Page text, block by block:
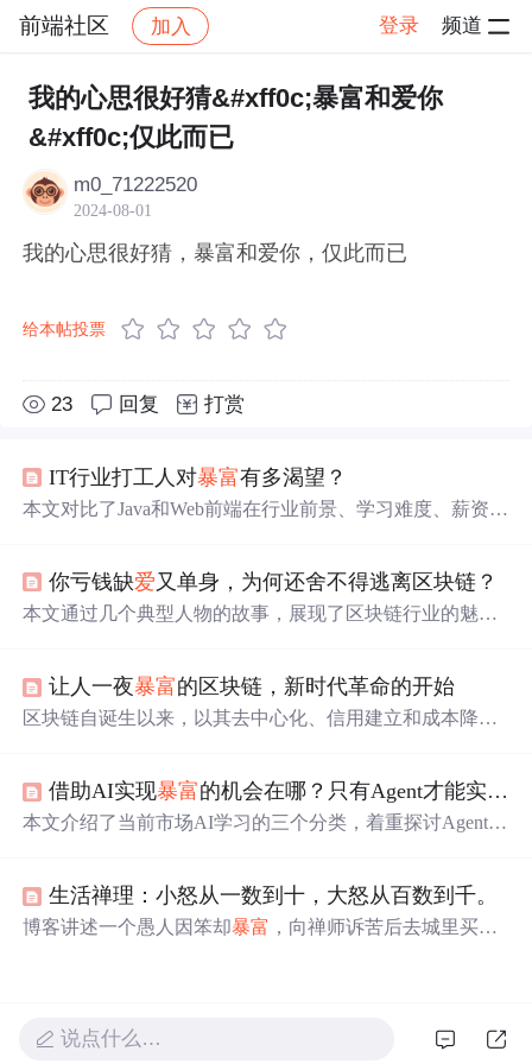
前端社区 加入 登录 频道
社区 前端社区 感慨 帖子详情
我的心思很好猜&#xff0c;暴富和爱你
&#xff0c;仅此而已
m0_71222520
2024-08-01
我的心思很好猜，暴富和爱你，仅此而已
给本帖投票
23 回复 打赏
IT行业打工人对暴富有多渴望？
本文对比了Java和Web前端在行业前景、学习难度、薪资待
日益增长，学习曲线较平缓。两者薪资待遇相近，选择取
决于个人兴趣和毅力。适合自己的编程语言，加上不断学
你亏钱缺爱又单身，为何还舍不得逃离区块链？
本文通过几个典型人物的故事，展现了区块链行业的魅力
链领域的复杂性和个人情感的交织。
让人一夜暴富的区块链，新时代革命的开始
区块链自诞生以来，以其去中心化、信用建立和成本降低
分布式账本技术、加密算法和共识机制，区块链实现了无
需中介的信任，为共享经济提供了新的可能，有望推动共
区块链的发展仍需时间验证。
借助AI实现暴富的机会在哪？只有Agent才能实现AI赚钱机会！
本文介绍了当前市场AI学习的三个分类，着重探讨Agent方
出AI能力与模式结合实现商业化。最后给出Coze的学习思
路，包括认识AI、掌握功能模块和案例实操。
生活禅理：小怒从一数到十，大怒从百数到千。
博客讲述一个愚人因笨却暴富 ，向禅师诉苦后去城里买智
说点什么…